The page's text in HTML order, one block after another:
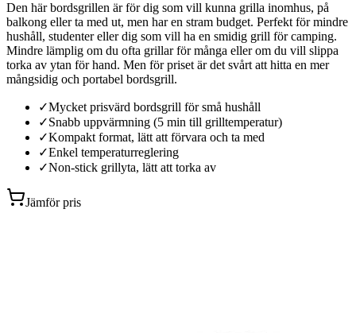
Den här bordsgrillen är för dig som vill kunna grilla inomhus, på
balkong eller ta med ut, men har en stram budget. Perfekt för mindre
hushåll, studenter eller dig som vill ha en smidig grill för camping.
Mindre lämplig om du ofta grillar för många eller om du vill slippa
torka av ytan för hand. Men för priset är det svårt att hitta en mer
mångsidig och portabel bordsgrill.
✓Mycket prisvärd bordsgrill för små hushåll
✓Snabb uppvärmning (5 min till grilltemperatur)
✓Kompakt format, lätt att förvara och ta med
✓Enkel temperaturreglering
✓Non-stick grillyta, lätt att torka av
Jämför pris